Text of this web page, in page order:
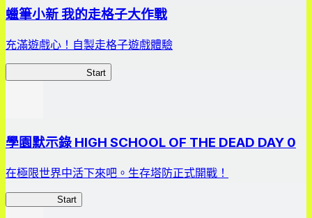
蠟筆小新 我的走格子大作戰
充滿遊戲心！自製走格子遊戲體驗
Start
學園默示錄 HIGH SCHOOL OF THE DEAD DAY 0
在極限世界中活下來吧。生存塔防正式開戰！
Start